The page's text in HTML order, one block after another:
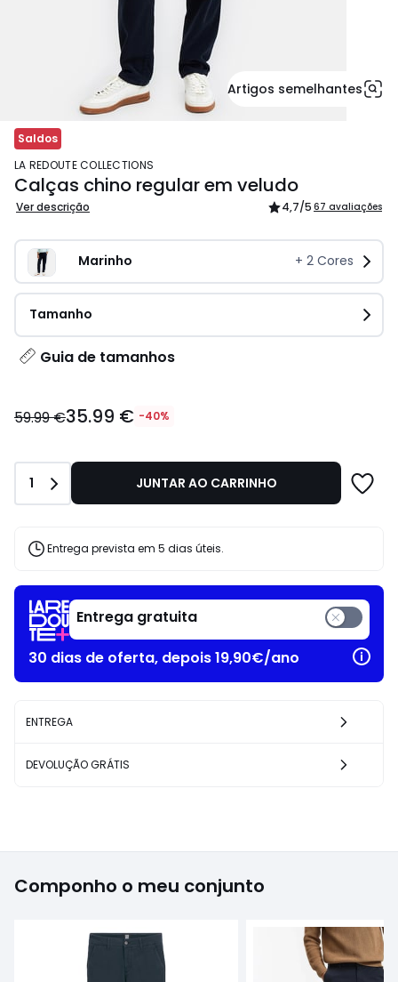
Artigos semelhantes
Saldos
LA REDOUTE COLLECTIONS
Calças chino regular em veludo
Ver descrição 4,7/5 67 avaliações
Marinho + 2 Cores
Tamanho
Guia de tamanhos
€
59.99
€
de
desconto
59.99 €35.99 € -40%
Quantidade
1 JUNTAR AO CARRINHO
Entrega prevista em 5 dias úteis.
Entrega gratuita
30 dias de oferta, depois 19,90€/ano
ENTREGA
DEVOLUÇÃO GRÁTIS
Componho o meu conjunto